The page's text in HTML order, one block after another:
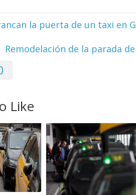
la puerta de un taxi en
Remodelación de la parada
Like